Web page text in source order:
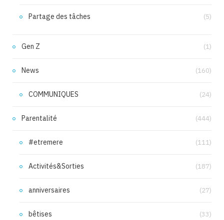
Partage des tâches (5)
Gen Z (1)
News (160)
COMMUNIQUES (24)
Parentalité (444)
#etremere (111)
Activités&Sorties (187)
anniversaires (27)
bêtises (33)